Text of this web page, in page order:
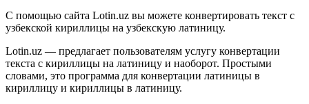
С помощью сайта Lotin.uz вы можете конвертировать текст с
узбекской кириллицы на узбекскую латиницу.
Lotin.uz — предлагает пользователям услугу конвертации
текста с кириллицы на латиницу и наоборот. Простыми
словами, это программа для конвертации латиницы в
кириллицу и кириллицы в латиницу.